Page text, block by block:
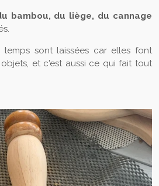
bambou, du liège, du cannage
temps sont laissées car elles font
et c'est aussi ce qui fait tout